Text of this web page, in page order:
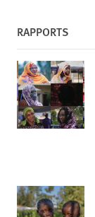
RAPPORTS